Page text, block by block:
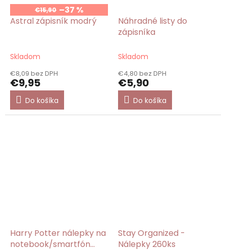
€15,90 –37 %
Astral zápisník modrý
Skladom
€8,09 bez DPH
€9,95
Do košíka
Náhradné listy do
zápisníka
Skladom
€4,80 bez DPH
€5,90
Do košíka
Harry Potter nálepky na
notebook/smartfón
Stay Organized -
Nálepky 260ks